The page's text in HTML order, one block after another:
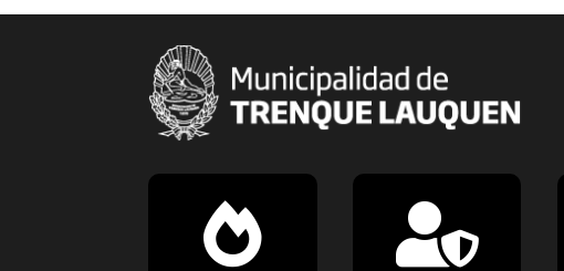
 